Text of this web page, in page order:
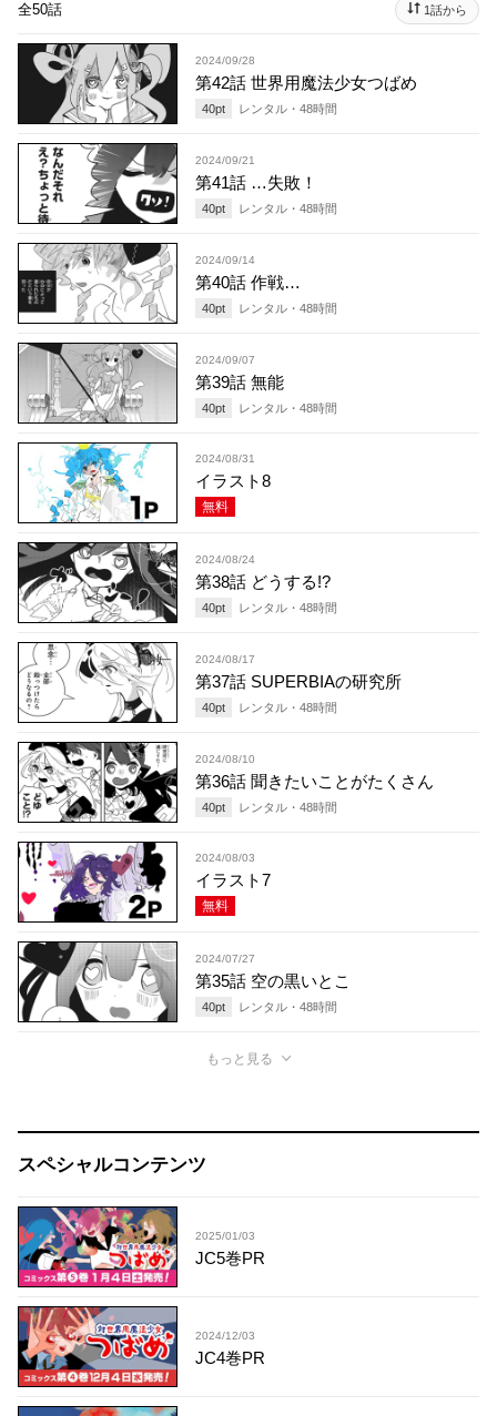
全50話 1話から
2024/09/28
第42話 世界用魔法少女つばめ
40pt レンタル・ 48時間
2024/09/21
第41話 …失敗！
40pt レンタル・ 48時間
2024/09/14
第40話 作戦…
40pt レンタル・ 48時間
2024/09/07
第39話 無能
40pt レンタル・ 48時間
2024/08/31
イラスト8
無料
2024/08/24
第38話 どうする!?
40pt レンタル・ 48時間
2024/08/17
第37話 SUPERBIAの研究所
40pt レンタル・ 48時間
2024/08/10
第36話 聞きたいことがたくさん
40pt レンタル・ 48時間
2024/08/03
イラスト7
無料
2024/07/27
第35話 空の黒いとこ
40pt レンタル・ 48時間
もっと見る
スペシャルコンテンツ
2025/01/03
JC5巻PR
2024/12/03
JC4巻PR